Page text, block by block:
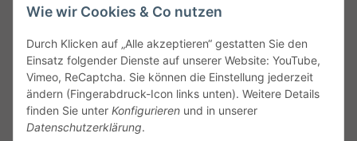
Leibnizstraße 2a
Germany
Phone:+49 40 5287270
Fax:+49 40 5281050
Email:sales@tow-automotive.de
Wie wir Cookies & Co nutzen
Durch Klicken auf „Alle akzeptieren“ gestatten Sie den
Einsatz folgender Dienste auf unserer Website: YouTube,
Vimeo, ReCaptcha. Sie können die Einstellung jederzeit
ändern (Fingerabdruck-Icon links unten). Weitere Details
finden Sie unter Konfigurieren und in unserer
Datenschutzerklärung.